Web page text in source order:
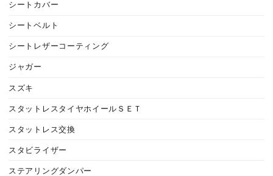
シートカバー
シートベルト
シートレザーコーティング
ジャガー
スズキ
スタットレスタイヤホイールＳＥＴ
スタットレス交換
スタビライザー
ステアリングダンパー